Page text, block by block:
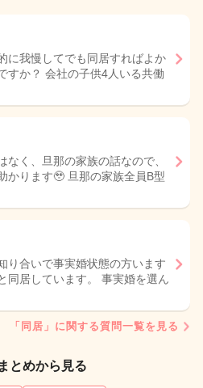
に我慢してでも同居すればよか
すか？ 会社の子供4人いる共働
なく、旦那の家族の話なので、
かります🥹 旦那の家族全員B型
り合いで事実婚状態の方います
同居しています。 事実婚を選ん
「同居」に関する質問一覧を見る
とめから見る